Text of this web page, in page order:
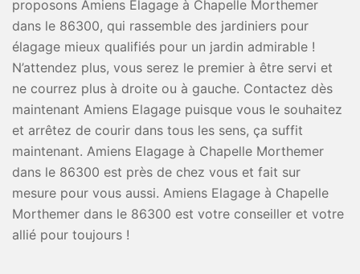
proposons Amiens Elagage à Chapelle Morthemer
dans le 86300, qui rassemble des jardiniers pour
élagage mieux qualifiés pour un jardin admirable !
N’attendez plus, vous serez le premier à être servi et
ne courrez plus à droite ou à gauche. Contactez dès
maintenant Amiens Elagage puisque vous le souhaitez
et arrêtez de courir dans tous les sens, ça suffit
maintenant. Amiens Elagage à Chapelle Morthemer
dans le 86300 est près de chez vous et fait sur
mesure pour vous aussi. Amiens Elagage à Chapelle
Morthemer dans le 86300 est votre conseiller et votre
allié pour toujours !